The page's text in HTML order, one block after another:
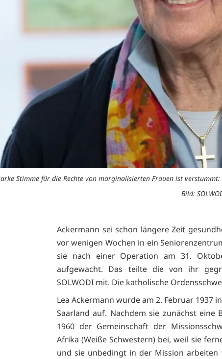
Stimme für die Rechte von marginalisierten Frauen ist
Bild:
Ackermann sei schon längere Zeit
vor wenigen Wochen in ein
sie nach einer Operation am 31.
aufgewacht. Das teilte die von ihr
SOLWODI mit. Die katholische
Lea Ackermann wurde am 2. Februar 1937
Saarland auf. Nachdem sie zunächst
1960 der Gemeinschaft der
Afrika (Weiße Schwestern) bei, weil sie
und sie unbedingt in der Mission